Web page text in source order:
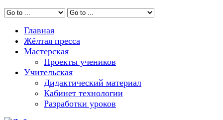
Главная
Жёлтая пресса
Мастерская
Проекты учеников
Учительская
Дидактический материал
Кабинет технологии
Разработки уроков